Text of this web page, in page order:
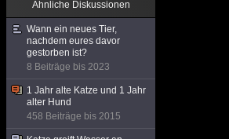
Ähnliche Diskussionen
Wann ein neues Tier,
nachdem eures davor
gestorben ist?
8 Beiträge bis 2023
1 Jahr alte Katze und 1 Jahr
alter Hund
458 Beiträge bis 2015